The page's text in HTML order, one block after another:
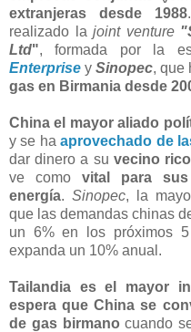
extranjeras desde 1988
realizado lajoint venture
Ltd", formada por la
Enterprise y Sinopec, que
gas en Birmania desde
China el mayor aliado
y se haaprovechado de
dar dinero a su vecino
ve como vital para sus
energía. Sinopec, la
que las demandas chinas
un 6% en los próximos
expanda un 10% anual.
Tailandia es el mayor
espera que China se
de gas birmano cuando